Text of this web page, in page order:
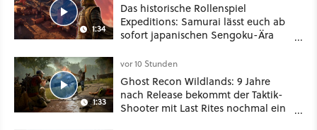
1:34
Das historische Rollenspiel
Expeditions: Samurai lässt euch ab
sofort japanischen Sengoku-Ära
oder Diplomatie
1:33
vor 10 Stunden
Ghost Recon Wildlands: 9 Jahre
nach Release bekommt der Taktik-
Shooter mit Last Rites nochmal ein